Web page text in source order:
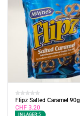
Flipz Salted Caramel 90g
CHF 3.20
IN LAGER:5